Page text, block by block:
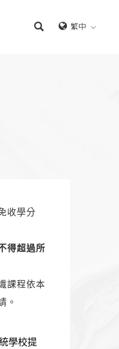
繁中
收學分
得超過所
課程依本
。
學校提